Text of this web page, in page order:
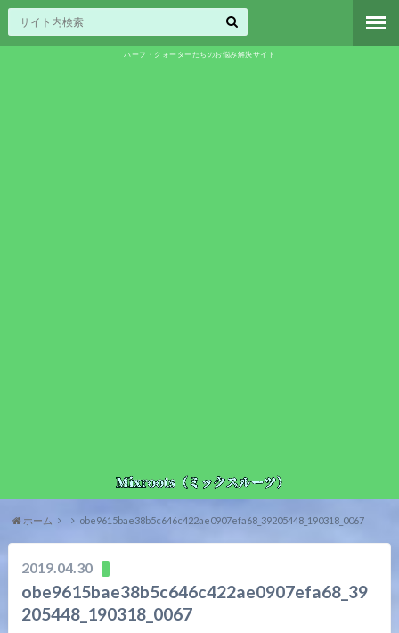
ハーフ・クォーターたちのお悩み解決サイト
ホーム obe9615bae38b5c646c422ae0907efa68_39205448_190318_0067
2019.04.30
obe9615bae38b5c646c422ae0907efa68_39
205448_190318_0067